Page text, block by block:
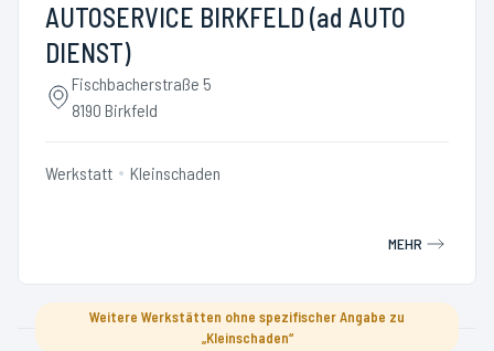
AUTOSERVICE BIRKFELD (ad AUTO
DIENST)
Fischbacherstraße 5
8190 Birkfeld
Werkstatt Kleinschaden
MEHR
Weitere Werkstätten ohne spezifischer Angabe zu
„Kleinschaden“